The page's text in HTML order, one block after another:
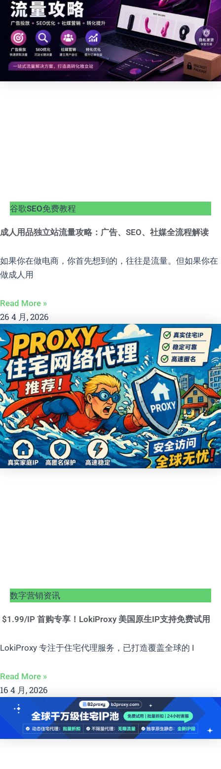
谷歌SEO免费教程
成人用品独立站流量攻略：广告、SEO、社媒全流程解读
如果你在做电商，你首先想到的，往往是流量。但如果你在
做成人用
Read More »
26 4 月, 2026
数字营销资讯
$1.99/IP 首购专享！LokiProxy 美国原生IP支持免费试用
LokiProxy 专注于住宅代理服务，已打造覆盖全球的 I
Read More »
16 4 月, 2026